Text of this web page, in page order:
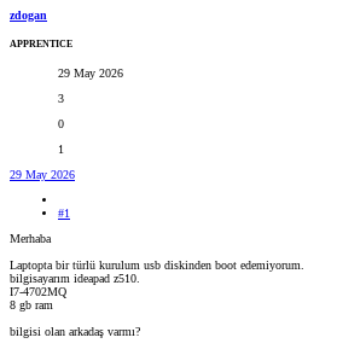
zdogan
APPRENTICE
29 May 2026
3
0
1
29 May 2026
#1
Merhaba
Laptopta bir türlü kurulum usb diskinden boot edemiyorum.
bilgisayarım ideapad z510.
I7-4702MQ
8 gb ram
bilgisi olan arkadaş varmı?